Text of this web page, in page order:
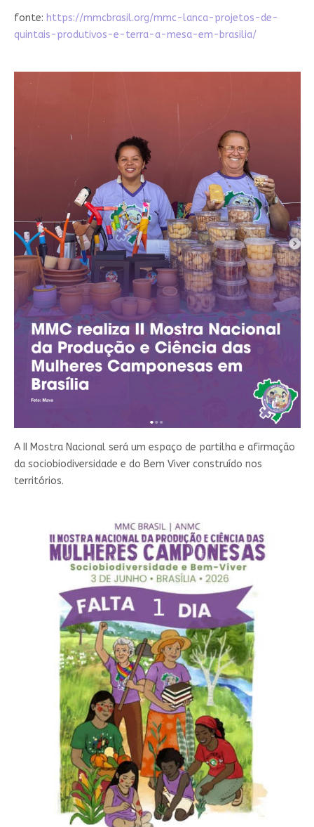
fonte: https://mmcbrasil.org/mmc-lanca-projetos-de-
quintais-produtivos-e-terra-a-mesa-em-brasilia/
A II Mostra Nacional será um espaço de partilha e afirmação
da sociobiodiversidade e do Bem Viver construído nos
territórios.